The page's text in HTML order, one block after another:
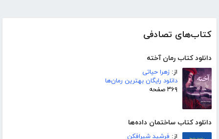
کتاب‌های تصادفی
دانلود کتاب رمان آخته
از: زهرا حیاتی
دانلود رایگان بهترین رمان‌ها
۳۶۹ صفحه
دانلود کتاب ساختمان داده‌ها
از: فرشید شیرافکن